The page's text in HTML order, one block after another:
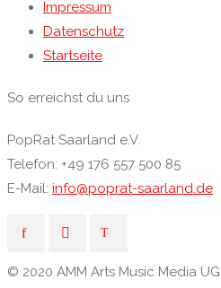
Impressum
Datenschutz
Startseite
So erreichst du uns
PopRat Saarland e.V.
Telefon: +49 176 557 500 85
E-Mail: info@poprat-saarland.de
© 2020 AMM Arts Music Media UG